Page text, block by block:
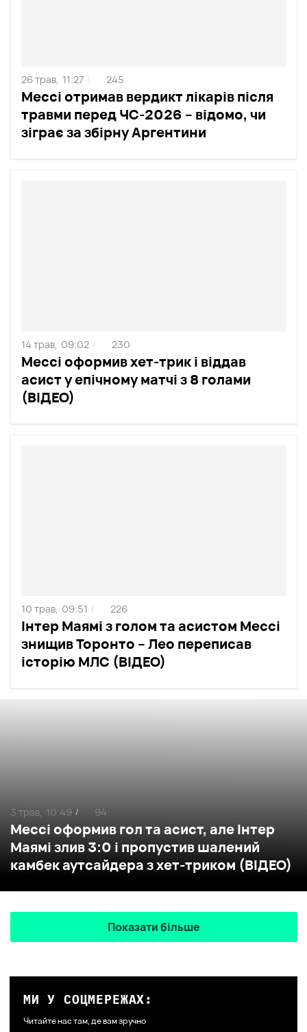
Мессі отримав вердикт лікарів після
травми перед ЧС-2026 – відомо, чи
зіграє за збірну Аргентини
26 трав, 11:27 / 245
Мессі оформив хет-трик і віддав
асист у епічному матчі з 8 голами
(ВІДЕО)
14 трав, 09:02 / 230
Інтер Маямі з голом та асистом Мессі
знищив Торонто – Лео переписав
історію МЛС (ВІДЕО)
10 трав, 09:51 / 226
Мессі оформив гол та асист, але Інтер
Маямі злив 3:0 і пропустив шалений
камбек аутсайдера з хет-триком (ВІДЕО)
3 трав, 10:49 / 94
Показати більше
МИ У СОЦМЕРЕЖАХ:
Читайте нас там, де вам зручно